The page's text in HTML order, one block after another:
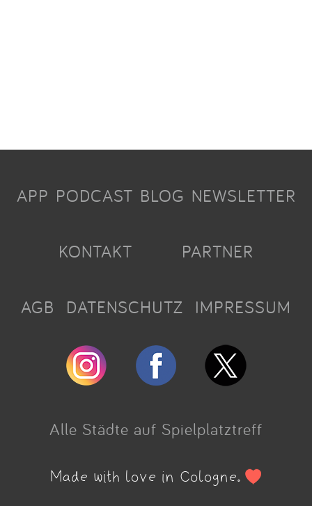
APP PODCAST BLOG NEWSLETTER
KONTAKT PARTNER
AGB DATENSCHUTZ IMPRESSUM
Alle Städte auf Spielplatztreff
Made with love in Cologne.